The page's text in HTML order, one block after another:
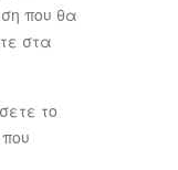
που θα
στα
το